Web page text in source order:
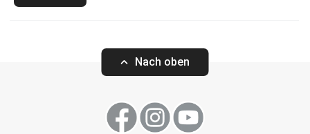
Nach oben